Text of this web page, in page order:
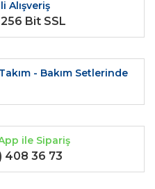
olmalı.
Alışveriş
Bit SSL
- Bakım Setlerinde
ile Sipariş
408 36 73